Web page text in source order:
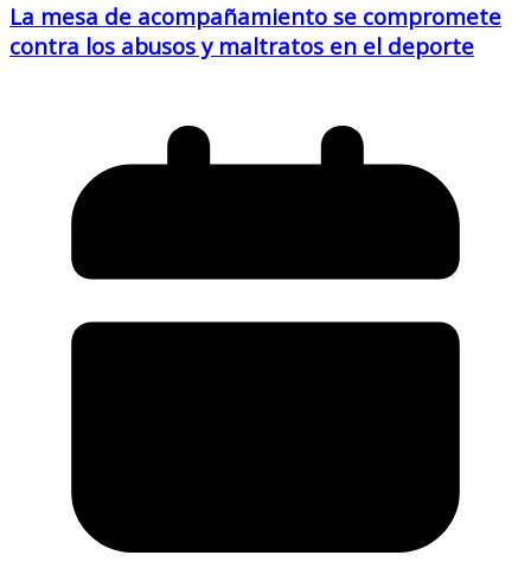
La mesa de acompañamiento se compromete
contra los abusos y maltratos en el deporte